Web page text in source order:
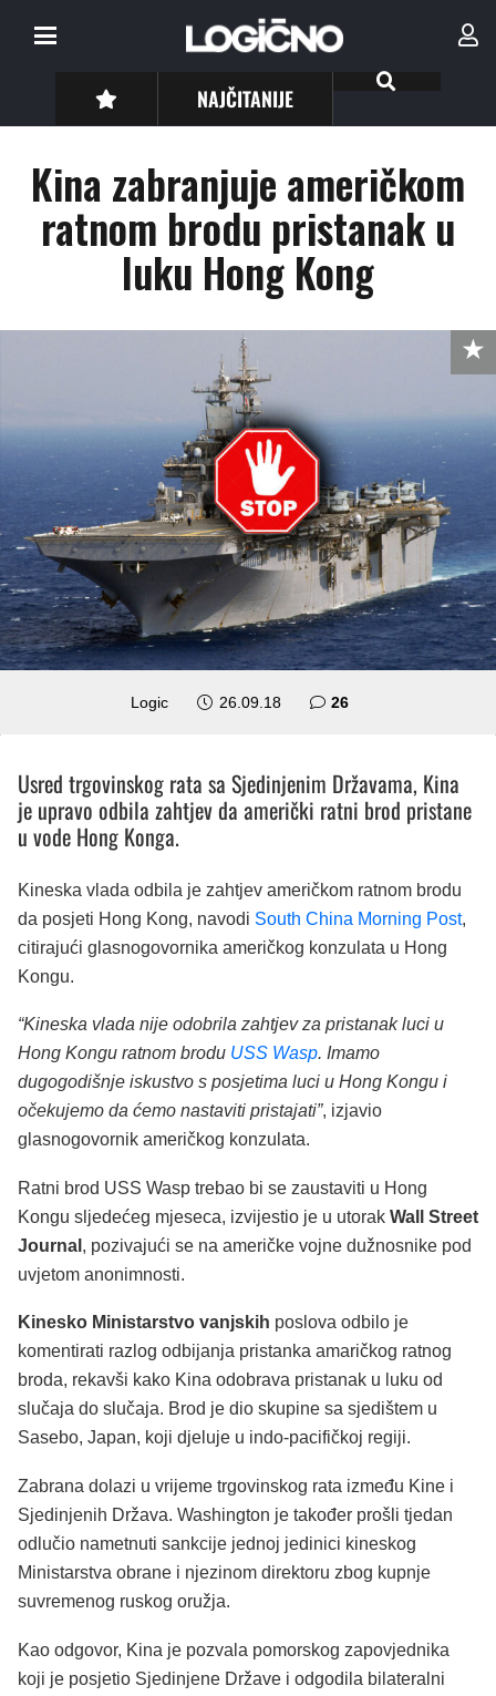
NAJČITANIJE
Kina zabranjuje američkom
ratnom brodu pristanak u
luku Hong Kong
Logic 26.09.18 26komentara
Usred trgovinskog rata sa Sjedinjenim Državama, Kina
je upravo odbila zahtjev da američki ratni brod pristane
u vode Hong Konga.
Kineska vlada odbila je zahtjev američkom ratnom brodu
da posjeti Hong Kong, navodi South China Morning Post,
citirajući glasnogovornika američkog konzulata u Hong
Kongu.
“Kineska vlada nije odobrila zahtjev za pristanak luci u
Hong Kongu ratnom brodu USS Wasp. Imamo
dugogodišnje iskustvo s posjetima luci u Hong Kongu i
očekujemo da ćemo nastaviti pristajati”, izjavio
glasnogovornik američkog konzulata.
Ratni brod USS Wasp trebao bi se zaustaviti u Hong
Kongu sljedećeg mjeseca, izvijestio je u utorak Wall Street
Journal , pozivajući se na američke vojne dužnosnike pod
uvjetom anonimnosti.
Kinesko Ministarstvo vanjskih poslova odbilo je
komentirati razlog odbijanja pristanka amaričkog ratnog
broda, rekavši kako Kina odobrava pristanak u luku od
slučaja do slučaja. Brod je dio skupine sa sjedištem u
Sasebo, Japan, koji djeluje u indo-pacifičkoj regiji.
Zabrana dolazi u vrijeme trgovinskog rata između Kine i
Sjedinjenih Država. Washington je također prošli tjedan
odlučio nametnuti sankcije jednoj jedinici kineskog
Ministarstva obrane i njezinom direktoru zbog kupnje
suvremenog ruskog oružja.
Kao odgovor, Kina je pozvala pomorskog zapovjednika
koji je posjetio Sjedinjene Države i odgodila bilateralni